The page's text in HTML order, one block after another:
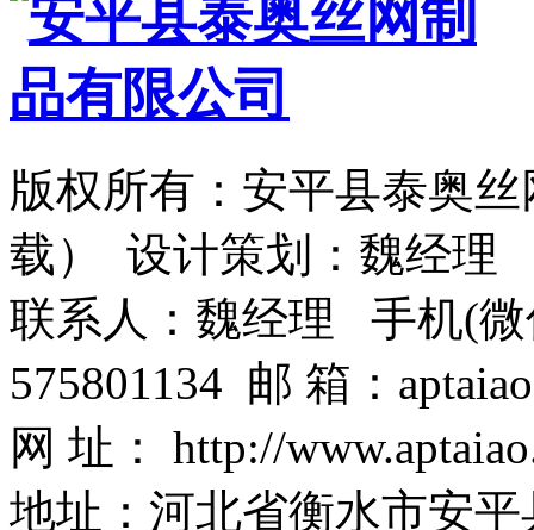
版权所有：安平县泰奥
载） 设计策划：魏经理
联系人：魏经理 手机(微
575801134 邮 箱：
网 址： http://
地址：河北省衡水市安